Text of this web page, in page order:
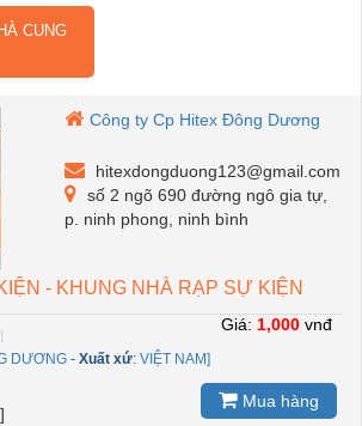
CUNG
Công ty Cp Hitex Đông Dương
hitexdongduong123@gmail.com
số 2 ngõ 690 đường ngô gia tự,
p. ninh phong, ninh bình
- KHUNG NHÀ RẠP SỰ KIỆN
DƯƠNG - Xuất xứ: VIỆT NAM]
Giá: 1,000 vnđ
Mua hàng